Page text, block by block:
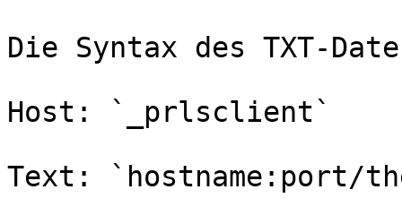
Die Syntax des TXT-
Host: `_prlsclient`
Text: `hostname:port/